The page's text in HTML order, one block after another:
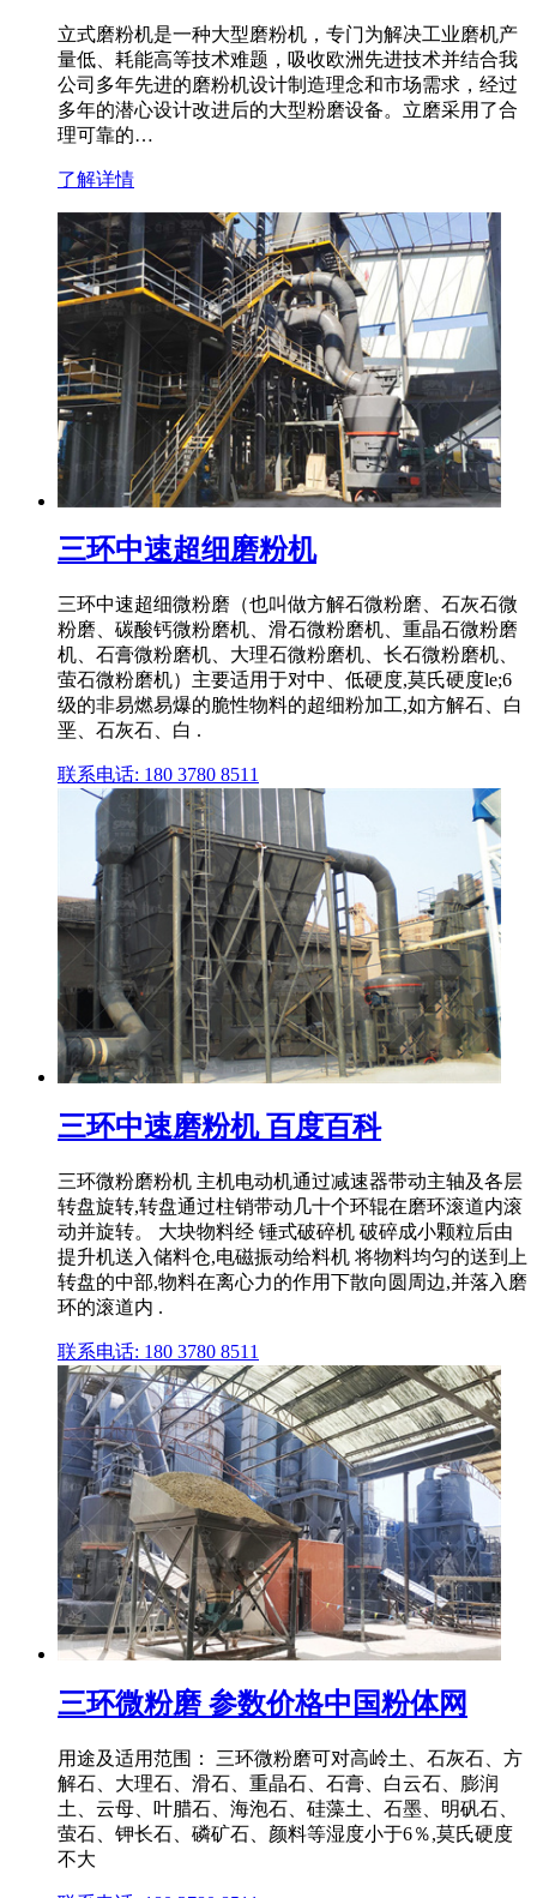
立式磨粉机是一种大型磨粉机，专门为解决工业磨机产
量低、耗能高等技术难题，吸收欧洲先进技术并结合我
公司多年先进的磨粉机设计制造理念和市场需求，经过
多年的潜心设计改进后的大型粉磨设备。立磨采用了合
理可靠的…
了解详情
三环中速超细磨粉机
三环中速超细微粉磨（也叫做方解石微粉磨、石灰石微
粉磨、碳酸钙微粉磨机、滑石微粉磨机、重晶石微粉磨
机、石膏微粉磨机、大理石微粉磨机、长石微粉磨机、
萤石微粉磨机）主要适用于对中、低硬度,莫氏硬度le;6
级的非易燃易爆的脆性物料的超细粉加工,如方解石、白
垩、石灰石、白 .
联系电话: 180 3780 8511
三环中速磨粉机 百度百科
三环微粉磨粉机 主机电动机通过减速器带动主轴及各层
转盘旋转,转盘通过柱销带动几十个环辊在磨环滚道内滚
动并旋转。 大块物料经 锤式破碎机 破碎成小颗粒后由
提升机送入储料仓,电磁振动给料机 将物料均匀的送到上
转盘的中部,物料在离心力的作用下散向圆周边,并落入磨
环的滚道内 .
联系电话: 180 3780 8511
三环微粉磨 参数价格中国粉体网
用途及适用范围： 三环微粉磨可对高岭土、石灰石、方
解石、大理石、滑石、重晶石、石膏、白云石、膨润
土、云母、叶腊石、海泡石、硅藻土、石墨、明矾石、
萤石、钾长石、磷矿石、颜料等湿度小于6％,莫氏硬度
不大